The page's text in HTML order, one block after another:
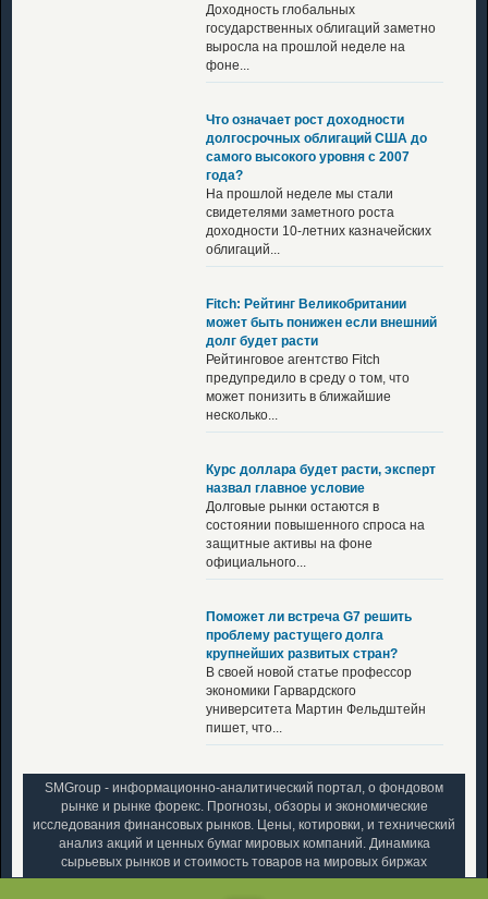
Доходность глобальных
государственных облигаций заметно
выросла на прошлой неделе на
фоне...
Что означает рост доходности
долгосрочных облигаций США до
самого высокого уровня с 2007
года?
На прошлой неделе мы стали
свидетелями заметного роста
доходности 10-летних казначейских
облигаций...
Fitch: Рейтинг Великобритании
может быть понижен если внешний
долг будет расти
Рейтинговое агентство Fitch
предупредило в среду о том, что
может понизить в ближайшие
несколько...
Курс доллара будет расти, эксперт
назвал главное условие
Долговые рынки остаются в
состоянии повышенного спроса на
защитные активы на фоне
официального...
Поможет ли встреча G7 решить
проблему растущего долга
крупнейших развитых стран?
В своей новой статье профессор
экономики Гарвардского
университета Мартин Фельдштейн
пишет, что...
SMGroup - информационно-аналитический портал, о фондовом
рынке и рынке форекс. Прогнозы, обзоры и экономические
исследования финансовых рынков. Цены, котировки, и технический
анализ акций и ценных бумаг мировых компаний. Динамика
сырьевых рынков и стоимость товаров на мировых биржах